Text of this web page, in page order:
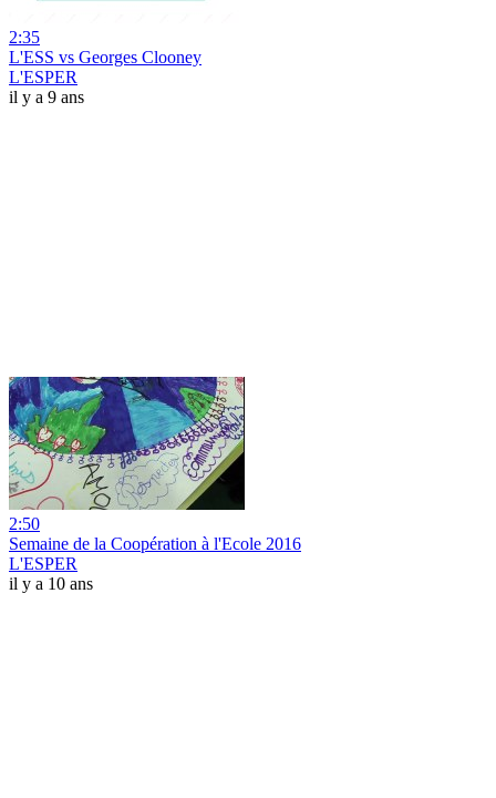
2:35
L'ESS vs Georges Clooney
L'ESPER
il y a 9 ans
2:50
Semaine de la Coopération à l'Ecole 2016
L'ESPER
il y a 10 ans